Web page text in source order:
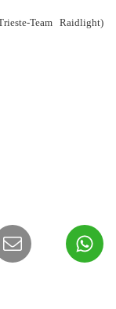
Team Raidlight)